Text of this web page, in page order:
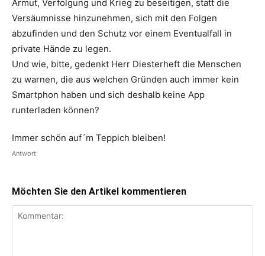
Armut, Verfolgung und Krieg zu beseitigen, statt die
Versäumnisse hinzunehmen, sich mit den Folgen
abzufinden und den Schutz vor einem Eventualfall in
private Hände zu legen.
Und wie, bitte, gedenkt Herr Diesterheft die Menschen
zu warnen, die aus welchen Gründen auch immer kein
Smartphon haben und sich deshalb keine App
runterladen können?
Immer schön auf´m Teppich bleiben!
Antwort
Möchten Sie den Artikel kommentieren